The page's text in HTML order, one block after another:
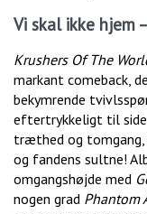
Vi skal ikke hjem
Krushers Of The
markant comeback,
bekymrende
eftertrykkeligt til
træthed og tomgang,
og fandens sultne!
omgangshøjde med
nogen grad Phantom